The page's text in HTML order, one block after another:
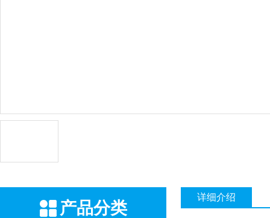
产品分类
详细介绍